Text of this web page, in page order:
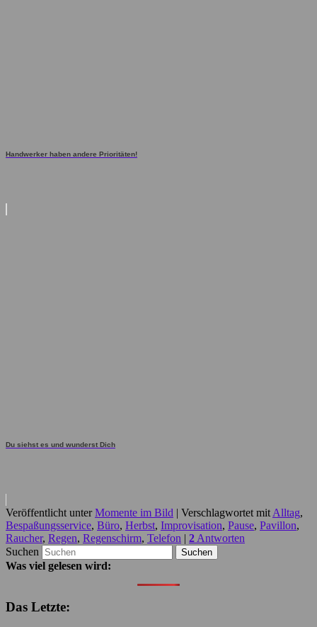
Handwerker haben andere Prioritäten!
Du siehst es und wunderst Dich
Veröffentlicht unter Momente im Bild | Verschlagwortet mit Alltag,
Bespaßungsservice, Büro, Herbst, Improvisation, Pause, Pavillon,
Raucher, Regen, Regenschirm, Telefon | 2 Antworten
Suchen
Was viel gelesen wird:
Das Letzte: